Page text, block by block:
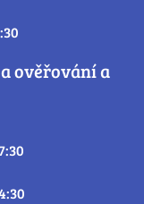
ověřování a